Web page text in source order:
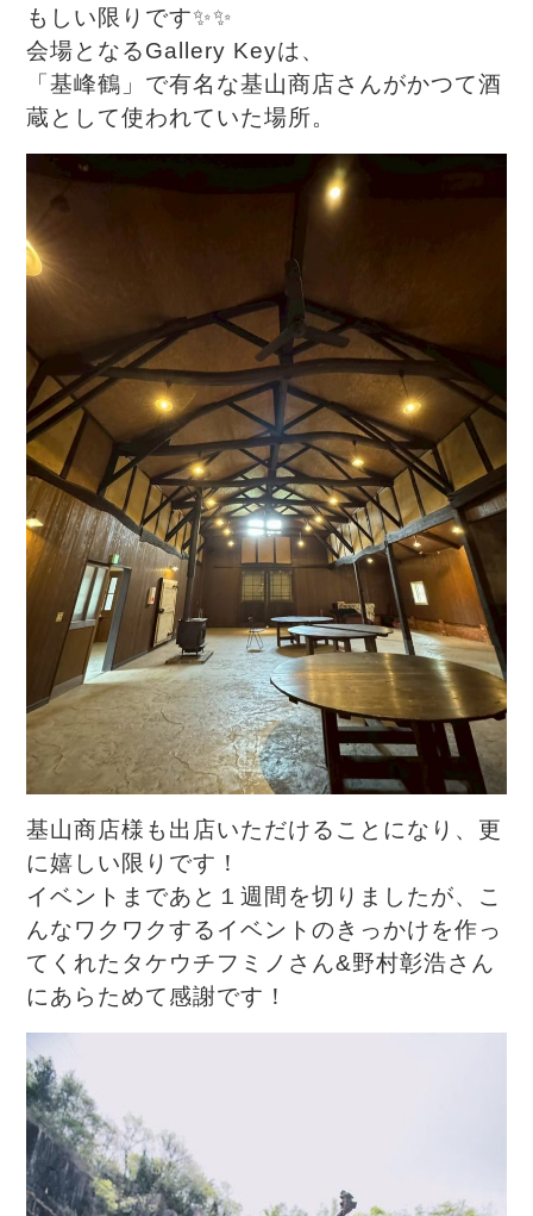
もしい限りです✨✨
会場となるGallery Keyは、
「基峰鶴」で有名な基山商店さんがかつて酒
蔵として使われていた場所。
基山商店様も出店いただけることになり、更
に嬉しい限りです！
イベントまであと１週間を切りましたが、こ
んなワクワクするイベントのきっかけを作っ
てくれたタケウチフミノさん&野村彰浩さん
にあらためて感謝です！